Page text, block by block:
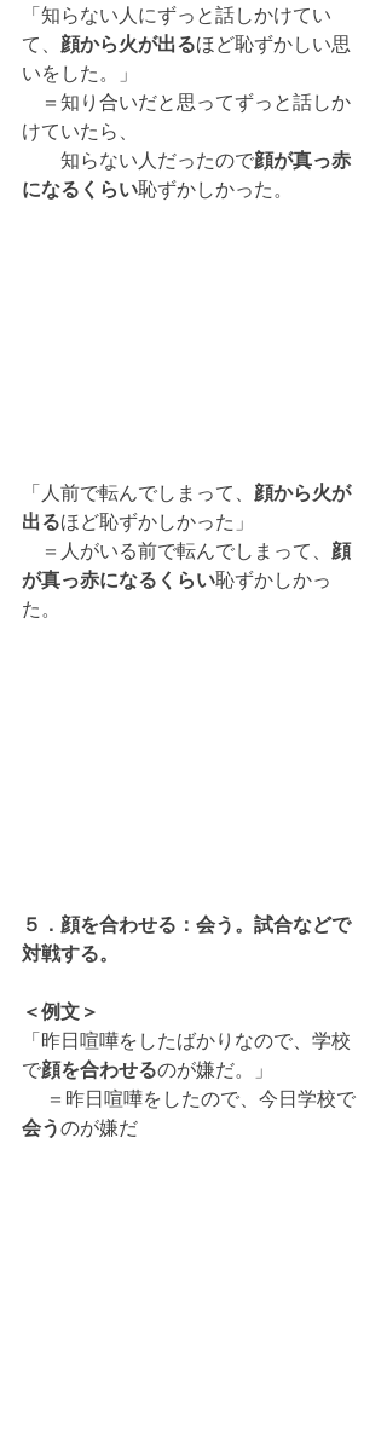
「知らない人にずっと話しかけてい
て、 顔から火が出るほど恥ずかしい思
いをした。」
＝知り合いだと思ってずっと話しか
けていたら、
知らない人だったので顔が真っ赤
になるくらい恥ずかしかった。
「人前で転んでしまって、 顔から火が
出るほど恥ずかしかった」
＝人がいる前で転んでしまって、 顔
が真っ赤になるくらい恥ずかしかっ
た。
５．顔を合わせる：会う。試合などで
対戦する。
＜例文＞
「昨日喧嘩をしたばかりなので、学校
で顔を合わせるのが嫌だ。」
＝昨日喧嘩をしたので、今日学校で
会うのが嫌だ